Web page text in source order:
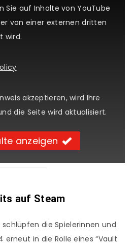
Sie auf Inhalte von YouTube
von einer externen dritten
wird.
akzeptieren, wird Ihre
die Seite wird aktualisiert.
anzeigen
auf Steam
die Spielerinnen und
erneut in die Rolle eines “Vault